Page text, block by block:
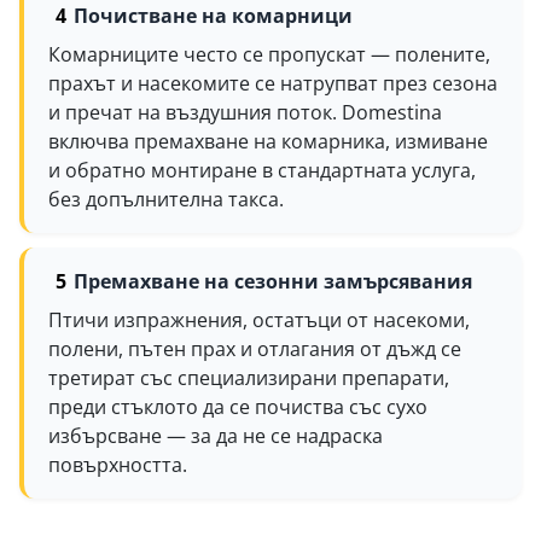
Почистване на комарници
Комарниците често се пропускат — полените,
прахът и насекомите се натрупват през сезона
и пречат на въздушния поток. Domestina
включва премахване на комарника, измиване
и обратно монтиране в стандартната услуга,
без допълнителна такса.
Премахване на сезонни замърсявания
Птичи изпражнения, остатъци от насекоми,
полени, пътен прах и отлагания от дъжд се
третират със специализирани препарати,
преди стъклото да се почиства със сухо
избърсване — за да не се надраска
повърхността.